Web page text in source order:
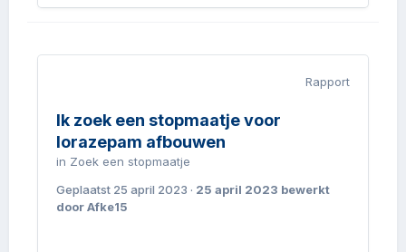
Rapport
Ik zoek een stopmaatje voor
lorazepam afbouwen
in Zoek een stopmaatje
Geplaatst 25 april 2023 · 25 april 2023 bewerkt
door Afke15